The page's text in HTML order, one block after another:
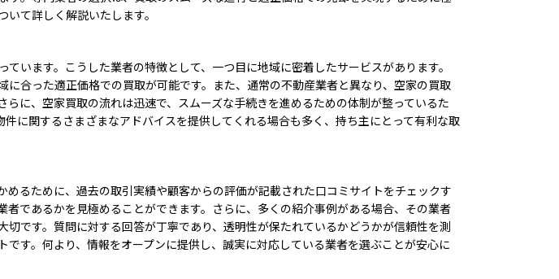
て詳しく解説いたします。
います。こうした業者の特徴として、一つ目に地域に密着したサービスがあります。
合った適正価格での買取が可能です。また、通常の不動産業者と異なり、空家の買取
に、空家買取の流れは迅速で、スムーズな手続きを進めるための体制が整っているた
に関するさまざまなアドバイスを提供してくれる場合も多く、持ち主にとって有利な取
るために、過去の取引実績や顧客からの評価が記載された口コミサイトをチェックす
であるかを見極めることができます。さらに、多くの紹介事例がある場合、その業者
です。質問に対する回答が丁寧であり、透明性が保たれているかどうかが信頼性を測
す。何より、情報をオープンに提供し、誠実に対応している業者を選ぶことが安心に